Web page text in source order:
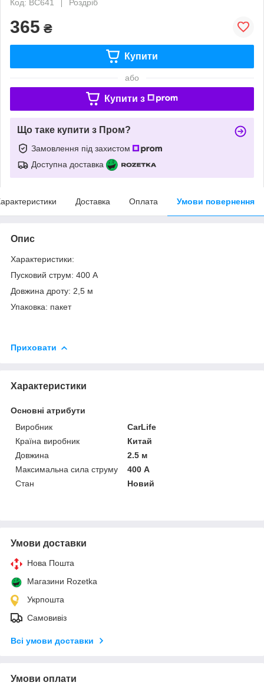
Код: BC641
Роздріб
365 ₴
Купити
або
Купити з
Що таке купити з Пром?
Замовлення під захистом
Доступна доставка
Доставка Оплата Умови повернення
Опис
Характеристики:
Пусковий струм: 400 А
Довжина дроту: 2,5 м
Упаковка: пакет
Приховати
Характеристики
Основні атрибути
Виробник
CarLife
Країна виробник
Китай
Довжина
2.5 м
Максимальна сила струму
400 А
Стан
Новий
Умови доставки
Нова Пошта
Магазини Rozetka
Укрпошта
Самовивіз
Всі умови доставки
Умови оплати